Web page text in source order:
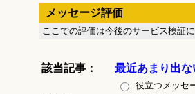
メッセージ評価
ここでの評価は今後のサービス検証に
該当記事： 最近あまり出な
役立つメッセ